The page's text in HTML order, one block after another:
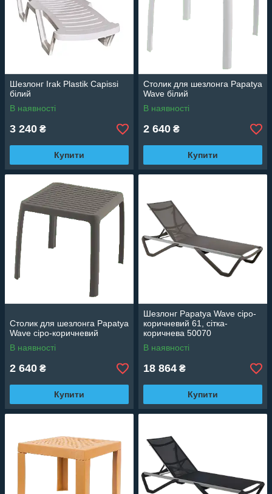
Шезлонг Irak Plastik Capissi
білий
В наявності
3 240 ₴
Купити
Столик для шезлонга Papatya
Wave білий
В наявності
2 640 ₴
Купити
Столик для шезлонга Papatya
Wave сіро-коричневий
В наявності
2 640 ₴
Купити
Шезлонг Papatya Wave сіро-
коричневий 61, сітка-
коричнева 50070
В наявності
18 864 ₴
Купити